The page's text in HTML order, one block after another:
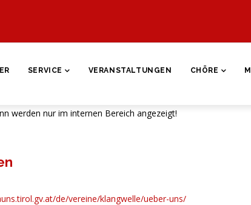
SERVICE VERANSTALTUNGEN CHÖRE
werden nur im internen Bereich angezeigt!
de/vereine/klangwelle/ueber-uns/